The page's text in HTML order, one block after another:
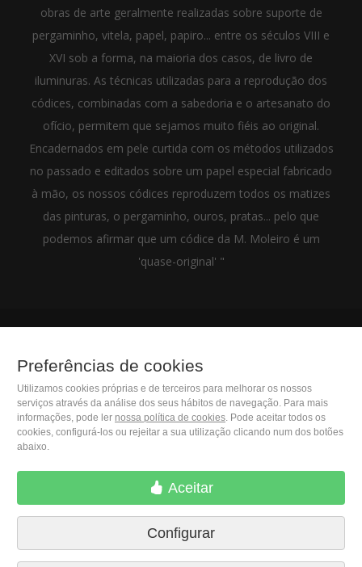
obras de arte geralmente realizadas sobre suporte de
pergaminho, vitela, papel, papiro... entre os séculos VIII e
XVI sob a forma, na maioria dos casos, de livro de
iluminuras. As técnicas utilizadas para a reprodução dos
códices, combinadas com a sabedoria e o artesanato do
ofício, permitem que sejamos muito fiéis ao original.
Encadernados em pele curtida com os métodos utilizados
no passado e editados sobre um papel especial fabricado
à mão, os nossos códices reproduzem todos os matizes
das pinturas, o pergaminho, ouros, pratas... pelo que
podemos afirmar que um códice da M. Moleiro é um
'quase-original' "
(+34) 932 402 091
M. Moleiro Editor, S.A.
Travesera de Gracia, 17
E08021 Barcelona (Spain)
Preferências de cookies
Utilizamos cookies próprias e de terceiros para melhorar os nossos
serviços através da análise dos seus hábitos de navegação. Para mais
informações, pode ler nossa política de cookies. Pode aceitar todos os
cookies, configurá-los ou rejeitar a sua utilização clicando num dos botões
abaixo.
Aceitar
Configurar